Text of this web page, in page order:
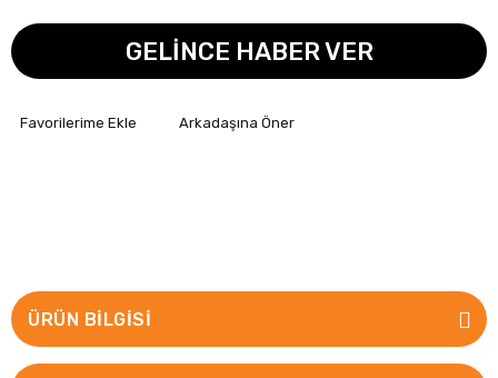
GELİNCE HABER VER
Arkadaşına Öner
ÜRÜN BILGISI